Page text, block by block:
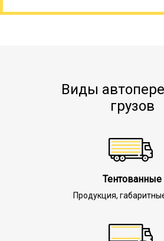
Виды
грузов
Тентованные
Продукция,